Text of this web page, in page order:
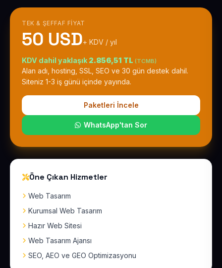
TEK & ŞEFFAF FIYAT
50 USD+ KDV / yıl
KDV dahil yaklaşık 2.856,51 TL (TCMB)
Alan adı, hosting, SSL, SEO ve 30 gün destek dahil.
Siteniz 1-3 iş günü içinde yayında.
Paketleri İncele
WhatsApp'tan Sor
Öne Çıkan Hizmetler
Web Tasarım
Kurumsal Web Tasarım
Hazır Web Sitesi
Web Tasarım Ajansı
SEO, AEO ve GEO Optimizasyonu